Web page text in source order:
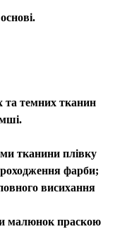
та темних тканин
тканини плівку
фарби;
висихання
малюнок праскою